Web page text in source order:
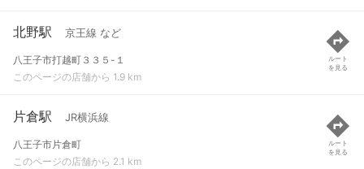
北野駅 京王線 など
八王子市打越町３３５-１
このページの店舗から 1.9 km
ルート
を見る
片倉駅 JR横浜線
八王子市片倉町
このページの店舗から 2.1 km
ルート
を見る